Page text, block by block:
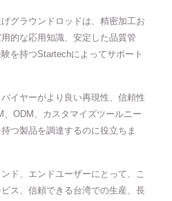
グラウンドロッドは、精密加工お
的な応用知識、安定した品質管
を持つStartechによってサポート
イヤーがより良い再現性、信頼性
ODM、カスタマイズツールニー
つ製品を調達するのに役立ちま
ド、エンドユーザーにとって、こ
ス、信頼できる台湾での生産、長